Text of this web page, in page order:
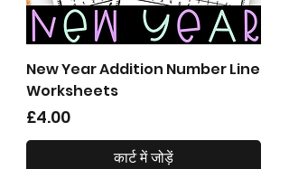
New Year Addition Number Line
Worksheets
मूल्य
£4.00
कार्ट में जोड़ें